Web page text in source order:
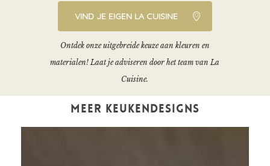
VIND JE EIGEN LA CUISINE
Ontdek onze uitgebreide keuze aan kleuren en
materialen! Laat je adviseren door het team van La
Cuisine.
MEER KEUKENDESIGNS